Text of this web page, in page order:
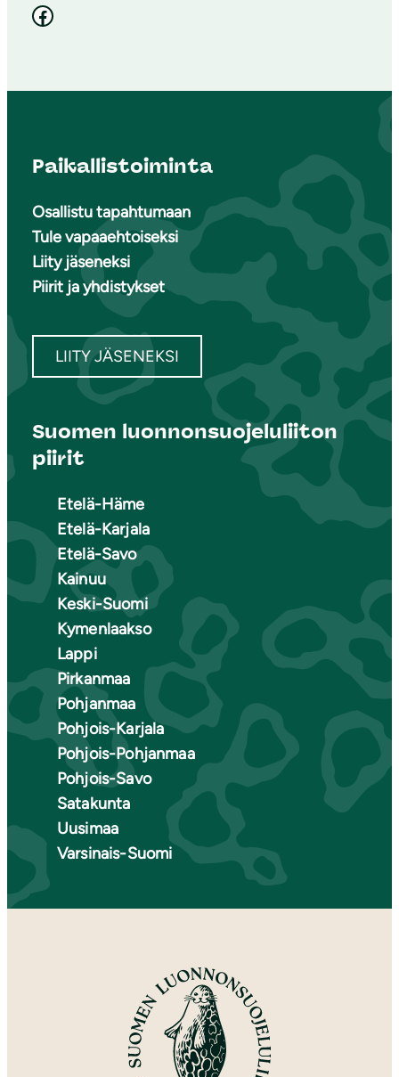
Facebook
Paikallistoiminta
Osallistu tapahtumaan
Tule vapaaehtoiseksi
Liity jäseneksi
Piirit ja yhdistykset
LIITY JÄSENEKSI
Suomen luonnonsuojeluliiton
piirit
Etelä-Häme
Etelä-Karjala
Etelä-Savo
Kainuu
Keski-Suomi
Kymenlaakso
Lappi
Pirkanmaa
Pohjanmaa
Pohjois-Karjala
Pohjois-Pohjanmaa
Pohjois-Savo
Satakunta
Uusimaa
Varsinais-Suomi